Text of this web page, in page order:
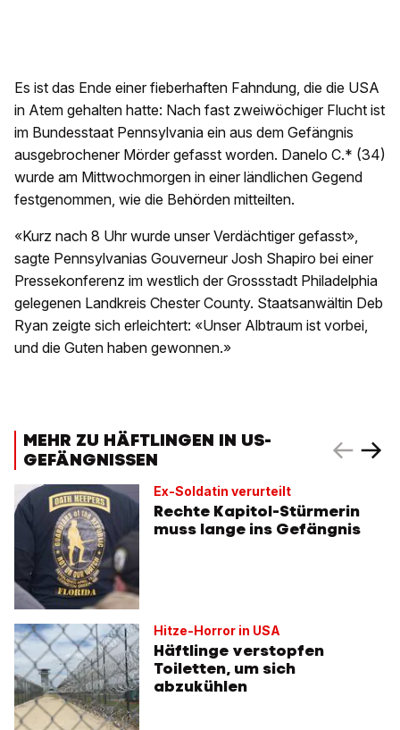
Es ist das Ende einer fieberhaften Fahndung, die die USA
in Atem gehalten hatte: Nach fast zweiwöchiger Flucht ist
im Bundesstaat Pennsylvania ein aus dem Gefängnis
ausgebrochener Mörder gefasst worden. Danelo C.* (34)
wurde am Mittwochmorgen in einer ländlichen Gegend
festgenommen, wie die Behörden mitteilten.
«Kurz nach 8 Uhr wurde unser Verdächtiger gefasst»,
sagte Pennsylvanias Gouverneur Josh Shapiro bei einer
Pressekonferenz im westlich der Grossstadt Philadelphia
gelegenen Landkreis Chester County. Staatsanwältin Deb
Ryan zeigte sich erleichtert: «Unser Albtraum ist vorbei,
und die Guten haben gewonnen.»
MEHR ZU HÄFTLINGEN IN US-
GEFÄNGNISSEN
Ex-Soldatin verurteilt
Rechte Kapitol-Stürmerin
muss lange ins Gefängnis
Hitze-Horror in USA
Häftlinge verstopfen
Toiletten, um sich
abzukühlen